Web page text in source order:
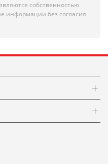
собственностью
информации без согласия